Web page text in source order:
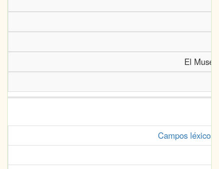
El
Campos léxicos